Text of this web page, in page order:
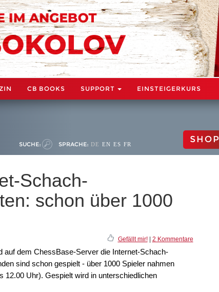
CB BOOKS SUPPORT EINSTEIGERKURS
SUCHE: SPRACHE: DE EN ES FR SHOP
Schach-
schon über 1000
Gefällt mir!| 2 Kommentare
auf dem ChessBase-Server die Internet-Schach-
sind schon gespielt - über 1000 Spieler nahmen
12.00 Uhr). Gespielt wird in unterschiedlichen